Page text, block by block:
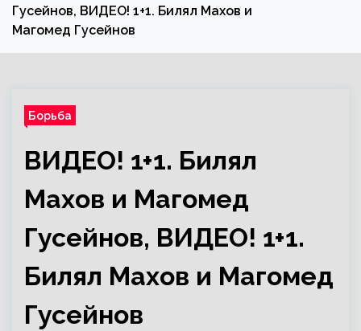
Гусейнов, ВИДЕО! 1+1. Билял Махов и
Магомед Гусейнов
Борьба
ВИДЕО! 1+1. Билял
Махов и Магомед
Гусейнов, ВИДЕО! 1+1.
Билял Махов и Магомед
Гусейнов